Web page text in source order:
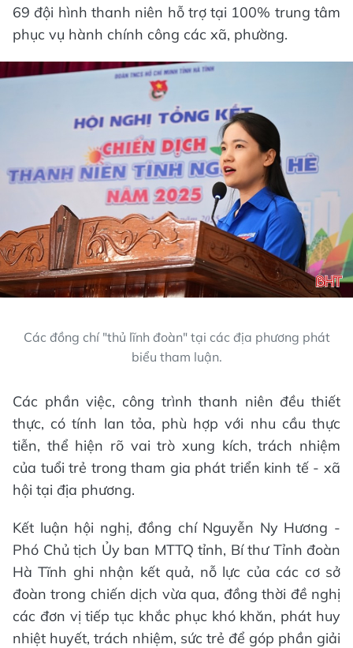
69 đội hình thanh niên hỗ trợ tại 100% trung tâm
phục vụ hành chính công các xã, phường.
Các đồng chí "thủ lĩnh đoàn" tại các địa phương phát
biểu tham luận.
Các phần việc, công trình thanh niên đều thiết
thực, có tính lan tỏa, phù hợp với nhu cầu thực
tiễn, thể hiện rõ vai trò xung kích, trách nhiệm
của tuổi trẻ trong tham gia phát triển kinh tế - xã
hội tại địa phương.
Kết luận hội nghị, đồng chí Nguyễn Ny Hương -
Phó Chủ tịch Ủy ban MTTQ tỉnh, Bí thư Tỉnh đoàn
Hà Tĩnh ghi nhận kết quả, nỗ lực của các cơ sở
đoàn trong chiến dịch vừa qua, đồng thời đề nghị
các đơn vị tiếp tục khắc phục khó khăn, phát huy
nhiệt huyết, trách nhiệm, sức trẻ để góp phần giải